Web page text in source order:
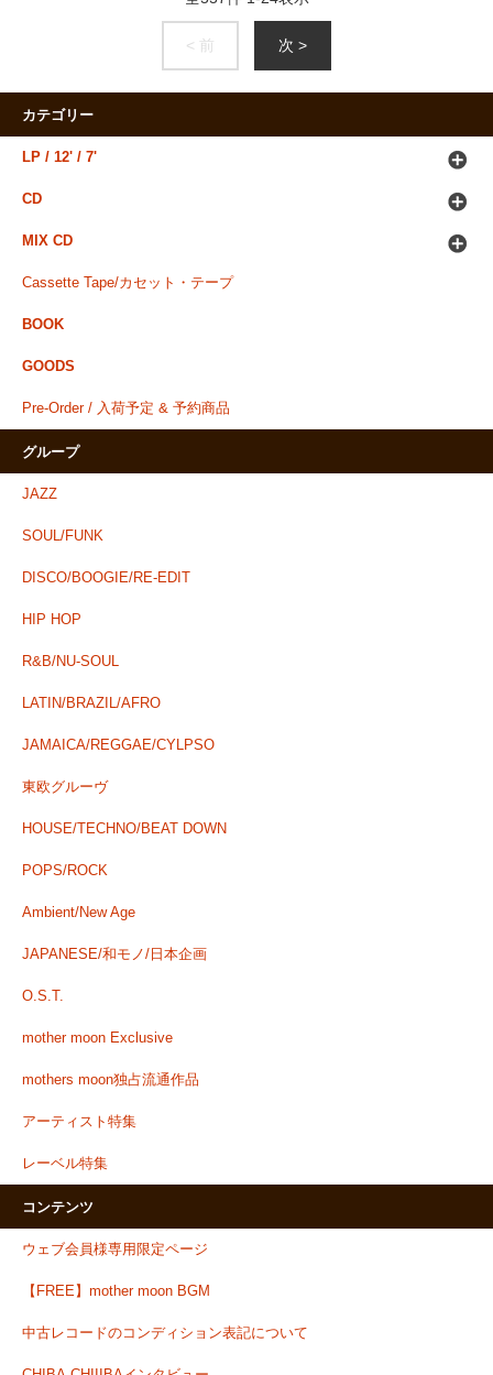
< 前 次 >
カテゴリー
LP / 12' / 7'
CD
MIX CD
Cassette Tape/カセット・テープ
BOOK
GOODS
Pre-Order / 入荷予定 & 予約商品
グループ
JAZZ
SOUL/FUNK
DISCO/BOOGIE/RE-EDIT
HIP HOP
R&B/NU-SOUL
LATIN/BRAZIL/AFRO
JAMAICA/REGGAE/CYLPSO
東欧グルーヴ
HOUSE/TECHNO/BEAT DOWN
POPS/ROCK
Ambient/New Age
JAPANESE/和モノ/日本企画
O.S.T.
mother moon Exclusive
mothers moon独占流通作品
アーティスト特集
レーベル特集
コンテンツ
ウェブ会員様専用限定ページ
【FREE】mother moon BGM
中古レコードのコンディション表記について